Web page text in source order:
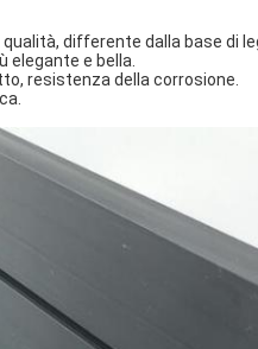
differente dalla base di
elegante e bella.
resistenza della corrosione.